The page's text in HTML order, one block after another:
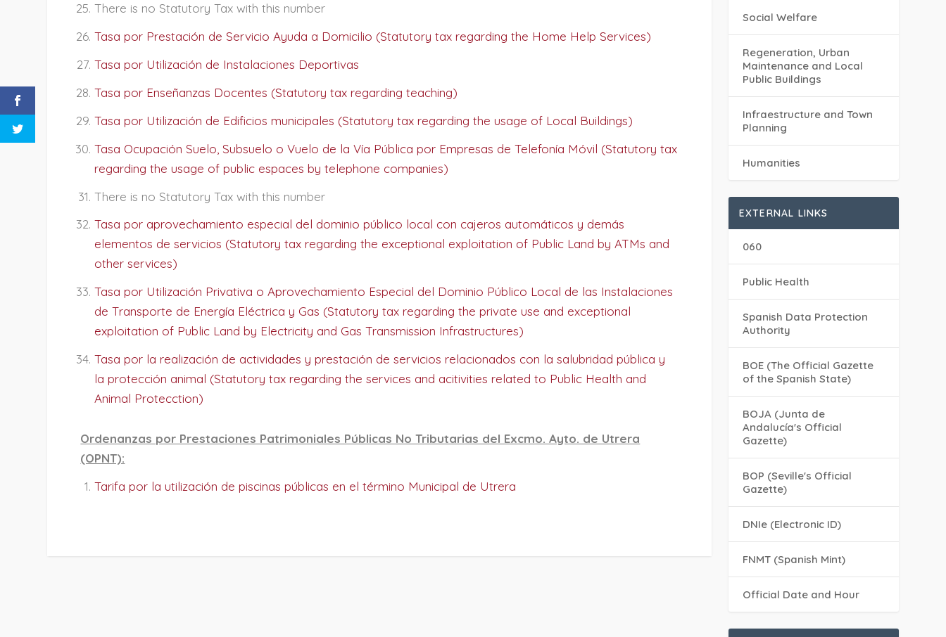
There is no Statutory Tax with this number
Tasa por Prestación de Servicio Ayuda a Domicilio (Statutory tax regarding the Home Help Services)
Tasa por Utilización de Instalaciones Deportivas
Tasa por Enseñanzas Docentes (Statutory tax regarding teaching)
Tasa por Utilización de Edificios municipales (Statutory tax regarding the usage of Local Buildings)
Tasa Ocupación Suelo, Subsuelo o Vuelo de la Vía Pública por Empresas de Telefonía Móvil (Statutory tax
regarding the usage of public espaces by telephone companies)
There is no Statutory Tax with this number
Tasa por aprovechamiento especial del dominio público local con cajeros automáticos y demás
elementos de servicios (Statutory tax regarding the exceptional exploitation of Public Land by ATMs and
other services)
Tasa por Utilización Privativa o Aprovechamiento Especial del Dominio Público Local de las Instalaciones
de Transporte de Energía Eléctrica y Gas (Statutory tax regarding the private use and exceptional
exploitation of Public Land by Electricity and Gas Transmission Infrastructures)
Tasa por la realización de actividades y prestación de servicios relacionados con la salubridad pública y
la protección animal (Statutory tax regarding the services and acitivities related to Public Health and
Animal Protecction)
Ordenanzas por Prestaciones Patrimoniales Públicas No Tributarias del Excmo. Ayto. de Utrera
(OPNT):
Tarifa por la utilización de piscinas públicas en el término Municipal de Utrera
Social Welfare
Regeneration, Urban
Maintenance and Local
Public Buildings
Infraestructure and Town
Planning
Humanities
EXTERNAL LINKS
060
Public Health
Spanish Data Protection
Authority
BOE (The Official Gazette
of the Spanish State)
BOJA (Junta de
Andalucía's Official
Gazette)
BOP (Seville's Official
Gazette)
DNIe (Electronic ID)
FNMT (Spanish Mint)
Official Date and Hour